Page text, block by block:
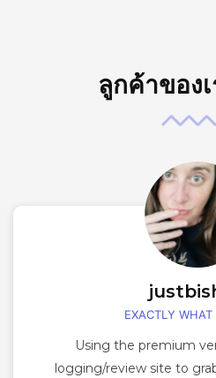
ลูกค้าของ
EXACTLY WHAT
Using the premium
logging/review site to